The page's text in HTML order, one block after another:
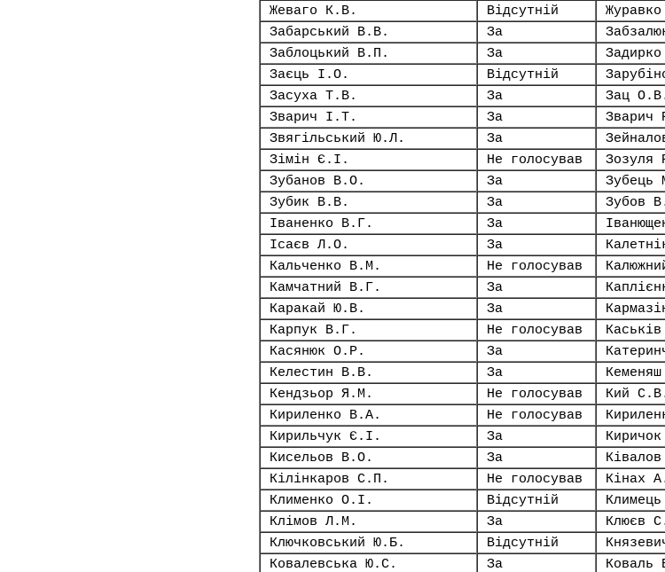
Жеваго К.В.
Відсутній
Забарський В.В.
За
Заблоцький В.П.
За
Заєць І.О.
Відсутній
Засуха Т.В.
За Зац
Зварич І.Т.
За Зварич
Звягільський Ю.Л.
За
Зімін Є.І.
Не голосував Зозуля
Зубанов В.О.
За Зубець
Зубик В.В.
За Зубов
Іваненко В.Г.
За
Ісаєв Л.О.
За
Кальченко В.М.
Не голосував
Камчатний В.Г.
За
Каракай Ю.В.
За
Карпук В.Г.
Не голосував
Касянюк О.Р.
За
Келестин В.В.
За
Кендзьор Я.М.
Не голосував Кий
Кириленко В.А.
Не голосував
Кирильчук Є.І.
За
Кисельов В.О.
За
Кілінкаров С.П.
Не голосував Кінах
Клименко О.І.
Відсутній
Клімов Л.М.
За Клюєв
Ключковський Ю.Б.
Відсутній
Ковалевська Ю.С.
За Коваль